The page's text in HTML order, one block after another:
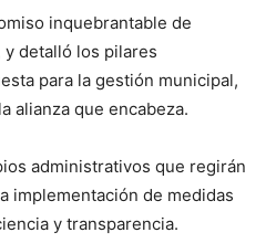
inquebrantable de
detalló los pilares
para la gestión municipal,
alianza que encabeza.
administrativos que regirán
implementación de medidas
y transparencia.